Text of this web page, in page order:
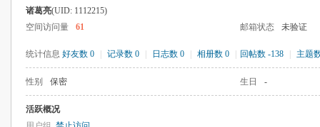
诸葛亮(UID: 1112215)
空间访问量
61 邮箱状态 未验证
统计信息 好友数 0 记录数 0 日志数 0 相册数 0 回帖数 -138 主题
性别 保密 生日 -
活跃概况